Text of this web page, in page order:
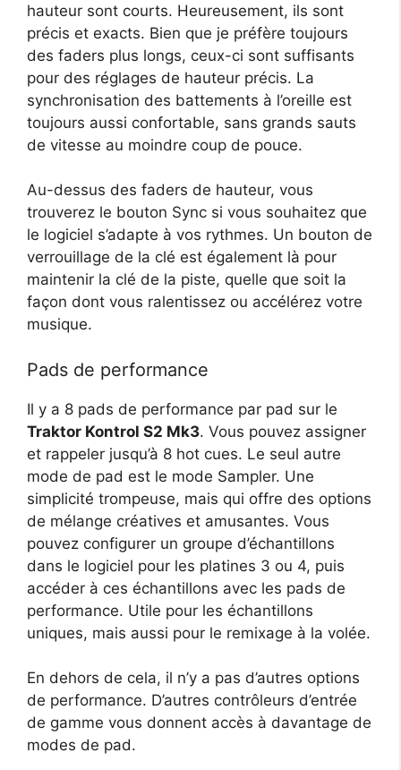
hauteur sont courts. Heureusement, ils sont
précis et exacts. Bien que je préfère toujours
des faders plus longs, ceux-ci sont suffisants
pour des réglages de hauteur précis. La
synchronisation des battements à l’oreille est
toujours aussi confortable, sans grands sauts
de vitesse au moindre coup de pouce.
Au-dessus des faders de hauteur, vous
trouverez le bouton Sync si vous souhaitez que
le logiciel s’adapte à vos rythmes. Un bouton de
verrouillage de la clé est également là pour
maintenir la clé de la piste, quelle que soit la
façon dont vous ralentissez ou accélérez votre
musique.
Pads de performance
Il y a 8 pads de performance par pad sur le
Traktor Kontrol S2 Mk3. Vous pouvez assigner
et rappeler jusqu’à 8 hot cues. Le seul autre
mode de pad est le mode Sampler. Une
simplicité trompeuse, mais qui offre des options
de mélange créatives et amusantes. Vous
pouvez configurer un groupe d’échantillons
dans le logiciel pour les platines 3 ou 4, puis
accéder à ces échantillons avec les pads de
performance. Utile pour les échantillons
uniques, mais aussi pour le remixage à la volée.
En dehors de cela, il n’y a pas d’autres options
de performance. D’autres contrôleurs d’entrée
de gamme vous donnent accès à davantage de
modes de pad.